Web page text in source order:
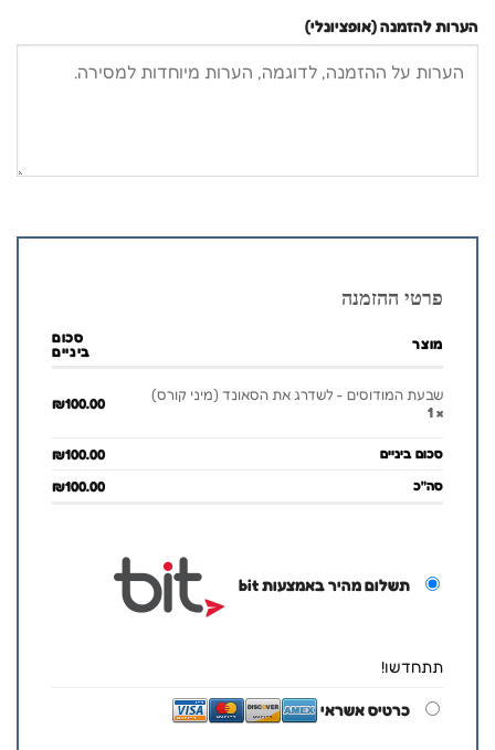
הערות להזמנה(אופציונלי)
פרטי ההזמנה
מוצר
סכום
ביניים
שבעת המודוסים - לשדרג את הסאונד (מיני קורס)
× 1
₪100.00
סכום ביניים ₪100.00
סה"כ ₪100.00
תשלום מהיר באמצעות bit
תתחדשו!
כרטיס אשראי